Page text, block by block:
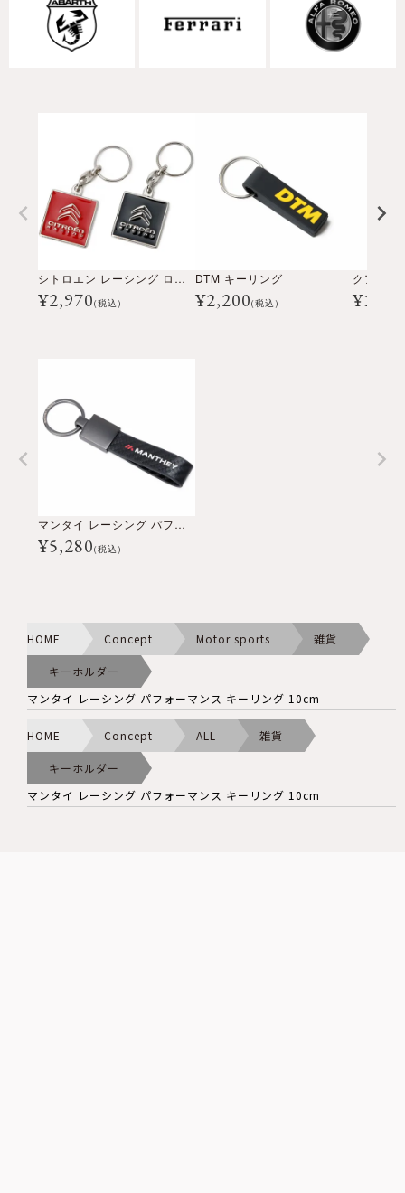
シトロエン レーシング ロゴ キーリング
¥2,970(税込)
DTM キーリング
¥2,200(税込) ¥
マンタイ レーシング パフォーマンス キーリング 10cm
¥5,280(税込)
HOME Concept Motor sports 雑貨
キーホルダー
マンタイ レーシング パフォーマンス キーリング 10cm
HOME Concept ALL 雑貨
キーホルダー
マンタイ レーシング パフォーマンス キーリング 10cm